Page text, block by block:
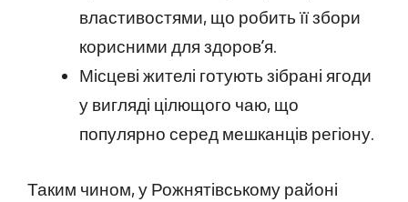
властивостями, що робить її збори
корисними для здоров’я.
Місцеві жителі готують зібрані ягоди
у вигляді цілющого чаю, що
популярно серед мешканців регіону.
Таким чином, у Рожнятівському районі